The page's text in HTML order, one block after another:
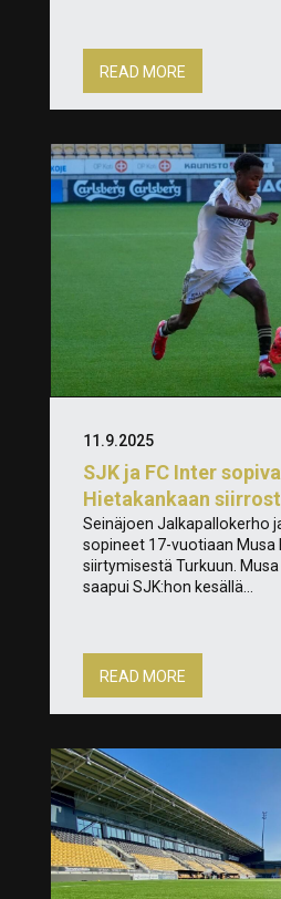
READ MORE
SJK ja FC Inter
Hietakankaan
11.9.2025
Seinäjoen Jalkapallokerho
sopineet 17-vuotiaan Musa
siirtymisestä Turkuun.
saapui SJK:hon kesällä...
READ MORE